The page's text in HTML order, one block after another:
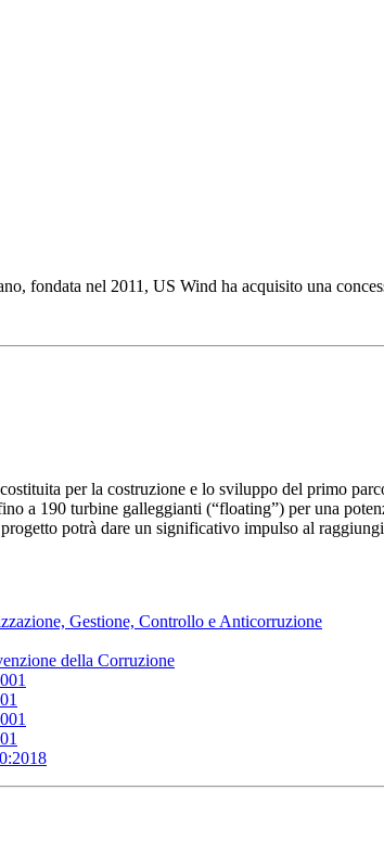
fondata nel 2011, US Wind ha acquisito una
per la costruzione e lo sviluppo del primo
a 190 turbine galleggianti (“floating”) per una
potrà dare un significativo impulso al
Gestione, Controllo e Anticorruzione
della Corruzione